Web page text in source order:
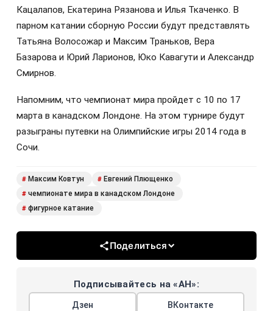
Кацалапов, Екатерина Рязанова и Илья Ткаченко. В
парном катании сборную России будут представлять
Татьяна Волосожар и Максим Траньков, Вера
Базарова и Юрий Ларионов, Юко Кавагути и Александр
Смирнов.
Напомним, что чемпионат мира пройдет с 10 по 17
марта в канадском Лондоне. На этом турнире будут
разыграны путевки на Олимпийские игры 2014 года в
Сочи.
# Максим Ковтун # Евгений Плющенко
# чемпионате мира в канадском Лондоне
# фигурное катание
Поделиться
Подписывайтесь на «АН»:
Дзен ВКонтакте